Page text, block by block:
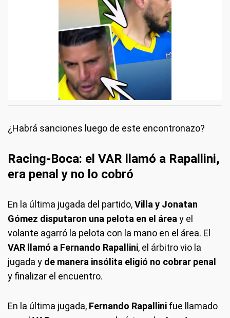
¿Habrá sanciones luego de este encontronazo?
Racing-Boca: el VAR llamó a Rapallini,
era penal y no lo cobró
En la última jugada del partido,Villa y Jonatan
Gómez disputaron una pelota en el área y el
volante agarró la pelota con la mano en el área. El
VAR llamó a Fernando Rapallini, el árbitro vio la
jugada y de manera insólita eligió no cobrar penal
y finalizar el encuentro.
En la última jugada, Fernando Rapallini fue llamado